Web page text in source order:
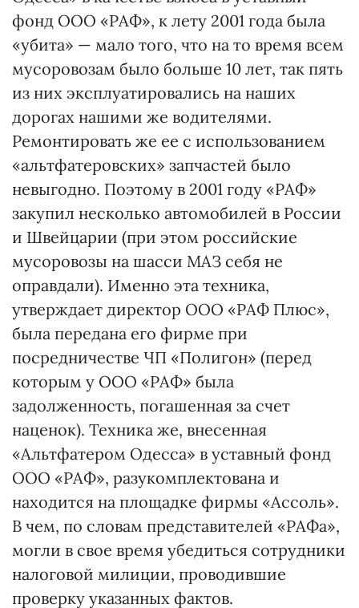
фонд ООО «РАФ», к лету 2001 года была
«убита» — мало того, что на то время всем
мусоровозам было больше 10 лет, так пять
из них эксплуатировались на наших
дорогах нашими же водителями.
Ремонтировать же ее с использованием
«альтфатеровских» запчастей было
невыгодно. Поэтому в 2001 году «РАФ»
закупил несколько автомобилей в России
и Швейцарии (при этом российские
мусоровозы на шасси МАЗ себя не
оправдали). Именно эта техника,
утверждает директор ООО «РАФ Плюс»,
была передана его фирме при
посредничестве ЧП «Полигон» (перед
которым у ООО «РАФ» была
задолженность, погашенная за счет
наценок). Техника же, внесенная
«Альтфатером Одесса» в уставный фонд
ООО «РАФ», разукомплектована и
находится на площадке фирмы «Ассоль».
В чем, по словам представителей «РАФа»,
могли в свое время убедиться сотрудники
налоговой милиции, проводившие
проверку указанных фактов.